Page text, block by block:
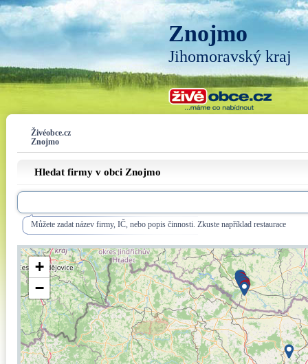
Znojmo
Jihomoravský kraj
Živéobce.cz
Znojmo
Hledat firmy v obci Znojmo
Můžete zadat název firmy, IČ, nebo popis činnosti. Zkuste například restaurace
+
−